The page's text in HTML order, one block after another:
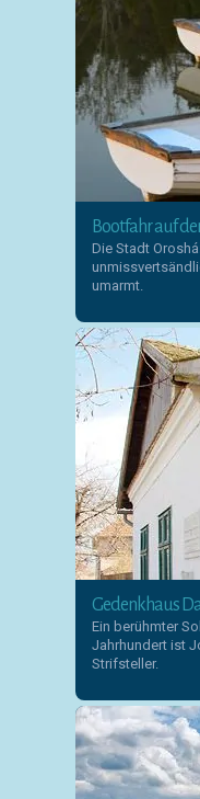
Bootfahr auf
Die Stadt
umarmt.
Gedenkhaus
Ein berühmter
Jahrhundert ist
Strifsteller.